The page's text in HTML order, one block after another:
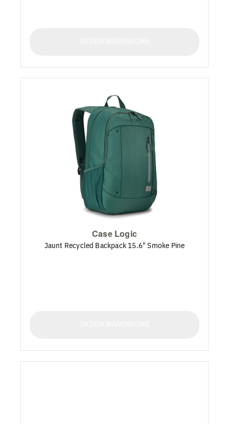
Case Logic
Jaunt Recycled Backpack 15.6" Smoke Pine